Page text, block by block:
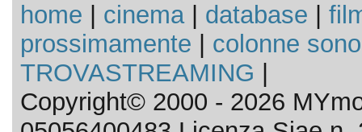
home cinema| database
prossimamente
colonne
TROVASTREAMING
Copyright© 2000 - 2026